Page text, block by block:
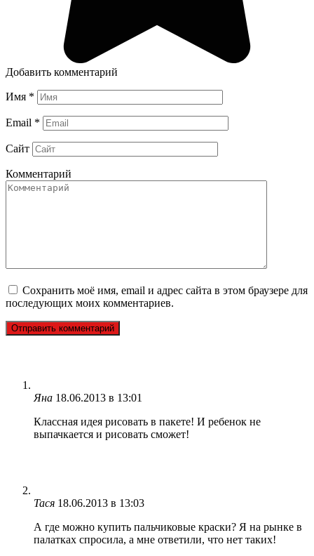
Добавить комментарий
Имя *
Email *
Сайт
Комментарий
Сохранить моё имя, email и адрес сайта в этом браузере для
последующих моих комментариев.
Яна 18.06.2013 в 13:01
Классная идея рисовать в пакете! И ребенок не
выпачкается и рисовать сможет!
Тася 18.06.2013 в 13:03
А где можно купить пальчиковые краски? Я на рынке в
палатках спросила, а мне ответили, что нет таких!